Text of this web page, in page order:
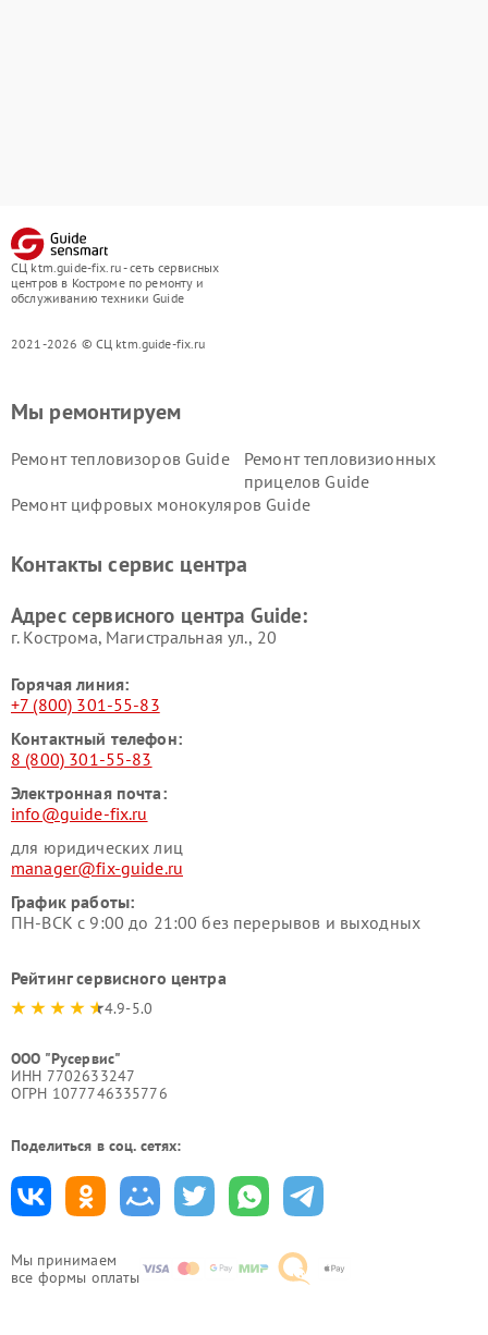
СЦ ktm.guide-fix.ru - сеть сервисных
центров в Костроме по ремонту и
обслуживанию техники Guide
2021-2026 © СЦ ktm.guide-fix.ru
Мы принимаем
все формы оплаты
Мы ремонтируем
Ремонт тепловизоров Guide
Ремонт тепловизионных
прицелов Guide
Ремонт цифровых монокуляров Guide
Контакты сервис центра
Адрес сервисного центра Guide:
г. Кострома, Магистральная ул., 20
Горячая линия:
+7 (800) 301-55-83
Контактный телефон:
8 (800) 301-55-83
Электронная почта:
info@guide-fix.ru
для юридических лиц
manager@fix-guide.ru
График работы:
ПН-ВСК с 9:00 до 21:00 без перерывов и выходных
Рейтинг сервисного центра
4.9-5.0
ООО "Русервис"
ИНН 7702633247
ОГРН 1077746335776
Поделиться в соц. сетях: